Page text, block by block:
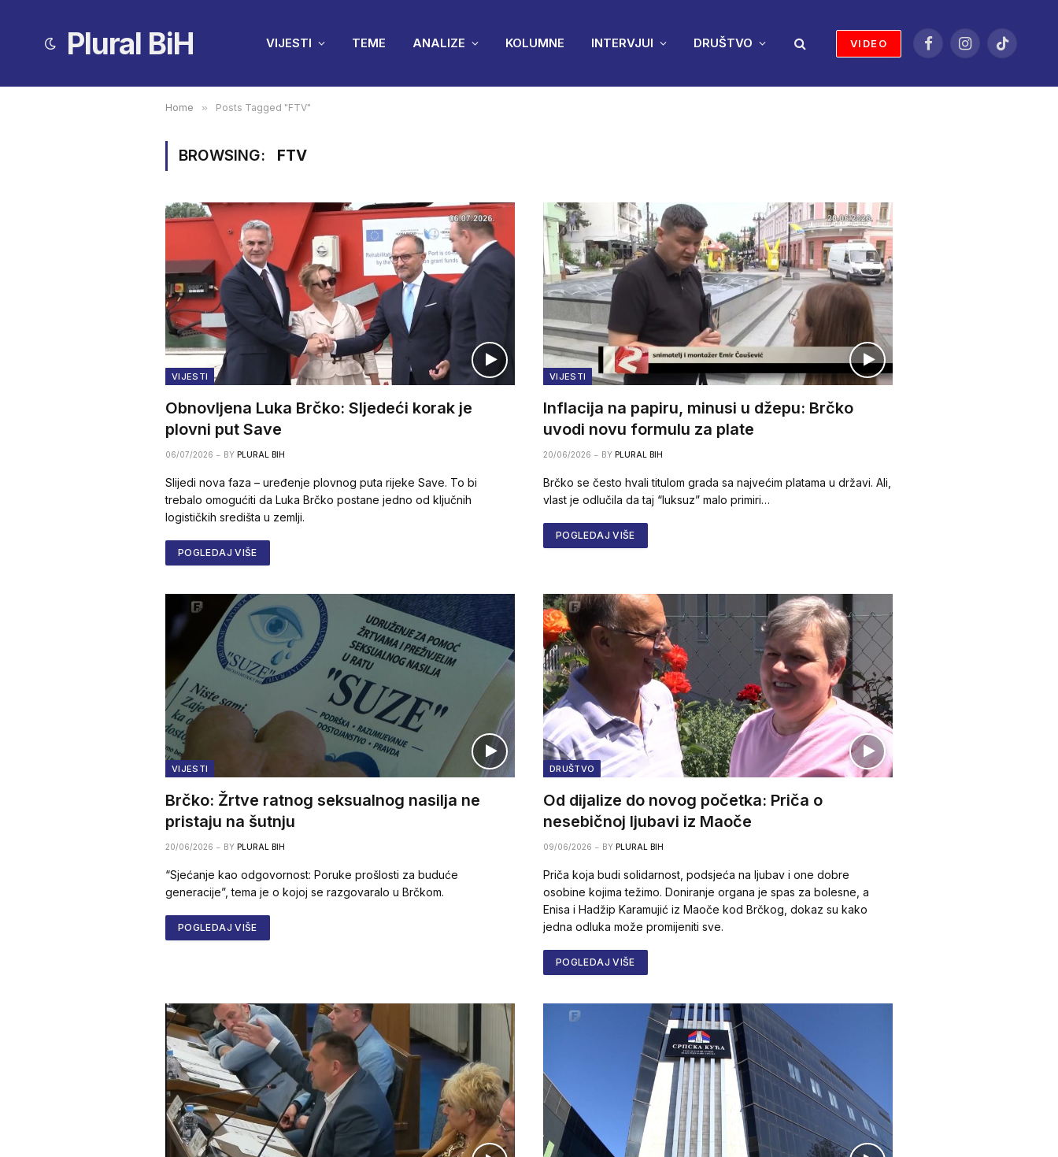
Plural BiH VIJESTI TEME ANALIZE KOLUMNE INTERVJUI DRUŠTVO VIDEO
FacebookInstagramTikTok
Home » Posts Tagged "FTV"
BROWSING: FTV
VIJESTI
Obnovljena Luka Brčko: Sljedeći korak je
plovni put Save
06/07/2026 BY PLURAL BIH
Slijedi nova faza – uređenje plovnog puta rijeke Save. To bi
trebalo omogućiti da Luka Brčko postane jedno od ključnih
logističkih središta u zemlji.
POGLEDAJ VIŠE
VIJESTI
Inflacija na papiru, minusi u džepu: Brčko
uvodi novu formulu za plate
20/06/2026 BY PLURAL BIH
Brčko se često hvali titulom grada sa najvećim platama u državi. Ali,
vlast je odlučila da taj “luksuz” malo primiri…
POGLEDAJ VIŠE
VIJESTI
Brčko: Žrtve ratnog seksualnog nasilja ne
pristaju na šutnju
20/06/2026 BY PLURAL BIH
“Sjećanje kao odgovornost: Poruke prošlosti za buduće
generacije”, tema je o kojoj se razgovaralo u Brčkom.
POGLEDAJ VIŠE
DRUŠTVO
Od dijalize do novog početka: Priča o
nesebičnoj ljubavi iz Maoče
09/06/2026 BY PLURAL BIH
Priča koja budi solidarnost, podsjeća na ljubav i one dobre
osobine kojima težimo. Doniranje organa je spas za bolesne, a
Enisa i Hadžip Karamujić iz Maoče kod Brčkog, dokaz su kako
jedna odluka može promijeniti sve.
POGLEDAJ VIŠE